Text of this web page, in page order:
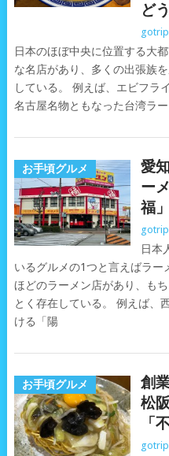
ど
gotrip
日本のほぼ中央に位置する大
な名店があり、多くの出張族
している。 例えば、エビフラ
名古屋名物ともなった台湾ラ
お手頃グルメ
愛
ー
福
gotrip
日本
いるグルメの1つと言えばラー
ほどのラーメン店があり、も
とく存在している。 例えば、
ける「陽
お手頃グルメ
創
松
「
gotrip